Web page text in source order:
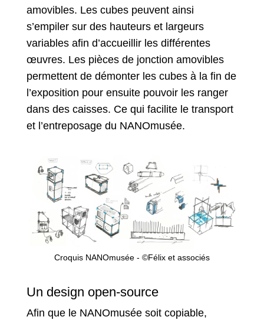
amovibles. Les cubes peuvent ainsi
s’empiler sur des hauteurs et largeurs
variables afin d’accueillir les différentes
œuvres. Les pièces de jonction amovibles
permettent de démonter les cubes à la fin de
l’exposition pour ensuite pouvoir les ranger
dans des caisses. Ce qui facilite le transport
et l’entreposage du NANOmusée.
Croquis NANOmusée - ©Félix et associés
Un design open-source
Afin que le NANOmusée soit copiable,